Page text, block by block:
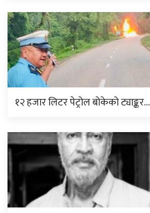
१२ हजार लिटर पेट्रोल बोकेको ट्याङ्कर…